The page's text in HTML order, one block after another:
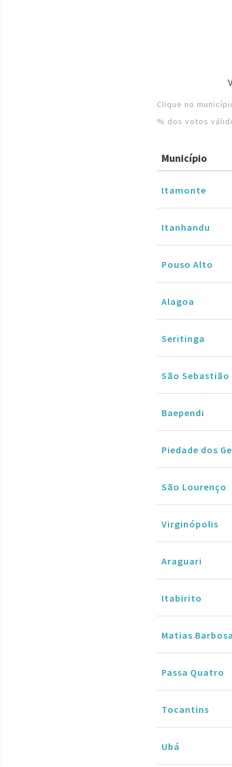
Clique no
% dos votos
Município
Itamonte
Itanhandu
Pouso Alto
Alagoa
Seritinga
São Sebastião
Baependi
Piedade dos
São Lourenço
Virginópolis
Araguari
Itabirito
Matias Barbosa
Passa Quatro
Tocantins
Ubá